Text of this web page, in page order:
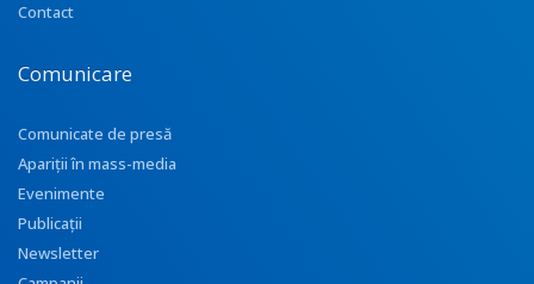
Contact
Comunicare
Comunicate de presă
Apariţii în mass-media
Evenimente
Publicații
Newsletter